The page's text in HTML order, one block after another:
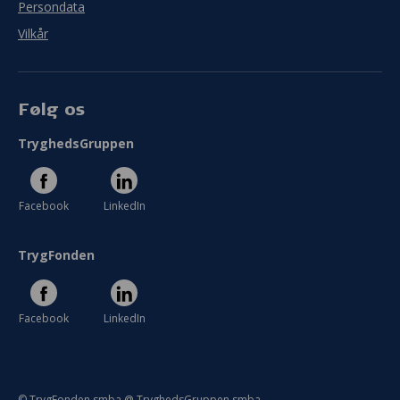
Persondata
Vilkår
Følg os
TryghedsGruppen
Facebook LinkedIn
TrygFonden
Facebook LinkedIn